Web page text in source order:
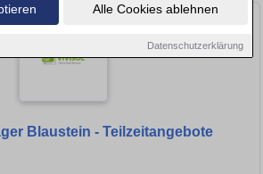
Alle Cookies ablehnen
Datenschutzerklärung
Blaustein - Teilzeitangebote